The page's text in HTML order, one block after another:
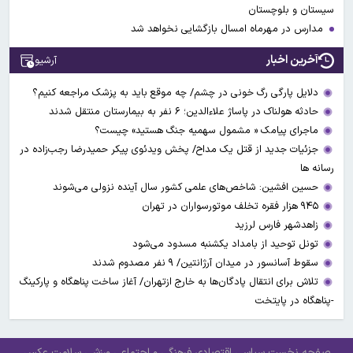
سیستان و بلوچستان
مدارس در مهرماه امسال بازگشایی نخواهد شد
آخرین اخبار آرشیو
دلایل پارگی رگ خونی در چشم/ چه موقع باید به پزشک مراجعه کنیم؟
حادثه هولناک در پاساژ علاءالدین؛ ۶ نفر به بیمارستان منتقل شدند
ماجرای پیامک « مشمول سهمیه جنگ هستید» چیست؟
جزئیات جدید از قتل یک مداح/ پخش ویدئوی پیکر حمیدرضا رجب‌زاده در
رسانه ها
حسین افشین: شاخص‌های علمی کشور سال آینده نزولی می‌شوند
۹۴۵ هزار فقره تخلف موتورسواران در تهران
زاهدشهر فارس لرزید
تونل توحید از بامداد یکشنبه مسدود می‌شود
سقوط آسانسور در میدان آرژانتین/ ۹ نفر مصدوم شدند
تلاش برای انتقال پادگان‌ها به خارج ازتهران/ آغاز ساخت پناهگاه و پارکینگ
-پناهگاه در پایتخت